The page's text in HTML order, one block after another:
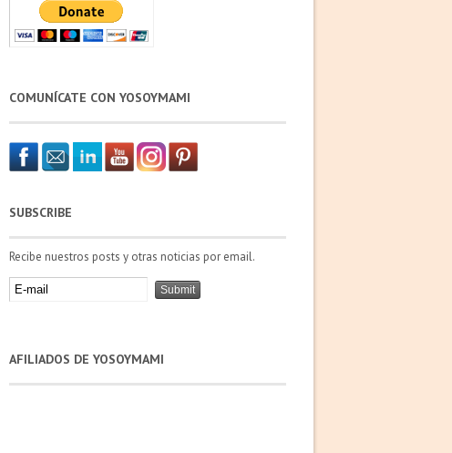
COMUNÍCATE CON YOSOYMAMI
SUBSCRIBE
Recibe nuestros posts y otras noticias por email.
AFILIADOS DE YOSOYMAMI